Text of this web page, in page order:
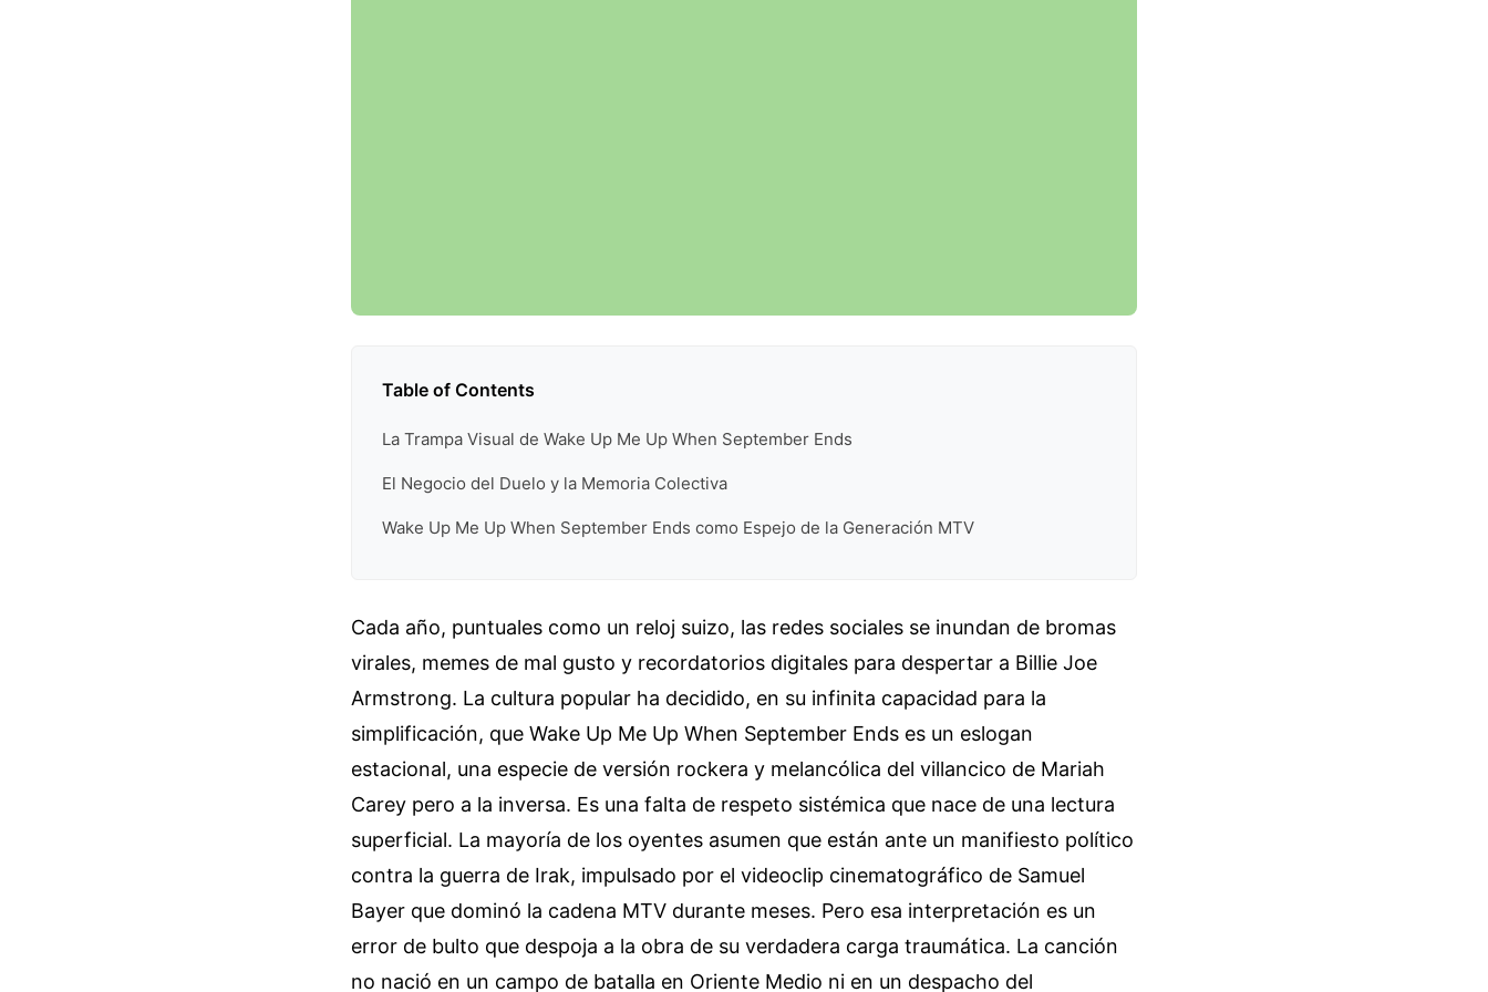
Table of Contents
La Trampa Visual de Wake Up Me Up When September Ends
El Negocio del Duelo y la Memoria Colectiva
Wake Up Me Up When September Ends como Espejo de la Generación MTV
Cada año, puntuales como un reloj suizo, las redes sociales se inundan de bromas
virales, memes de mal gusto y recordatorios digitales para despertar a Billie Joe
Armstrong. La cultura popular ha decidido, en su infinita capacidad para la
simplificación, que Wake Up Me Up When September Ends es un eslogan
estacional, una especie de versión rockera y melancólica del villancico de Mariah
Carey pero a la inversa. Es una falta de respeto sistémica que nace de una lectura
superficial. La mayoría de los oyentes asumen que están ante un manifiesto político
contra la guerra de Irak, impulsado por el videoclip cinematográfico de Samuel
Bayer que dominó la cadena MTV durante meses. Pero esa interpretación es un
error de bulto que despoja a la obra de su verdadera carga traumática. La canción
no nació en un campo de batalla en Oriente Medio ni en un despacho del